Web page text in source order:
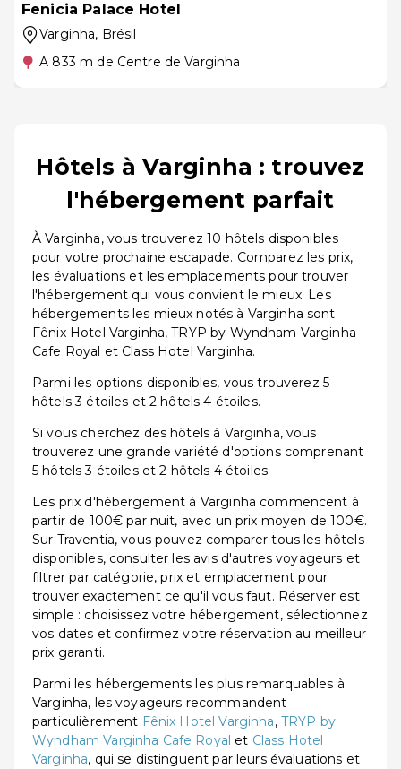
Fenicia Palace Hotel
Varginha, Brésil
A 833 m de Centre de Varginha
Hôtels à Varginha : trouvez
l'hébergement parfait
À Varginha, vous trouverez 10 hôtels disponibles
pour votre prochaine escapade. Comparez les prix,
les évaluations et les emplacements pour trouver
l'hébergement qui vous convient le mieux. Les
hébergements les mieux notés à Varginha sont
Fênix Hotel Varginha, TRYP by Wyndham Varginha
Cafe Royal et Class Hotel Varginha.
Parmi les options disponibles, vous trouverez 5
hôtels 3 étoiles et 2 hôtels 4 étoiles.
Si vous cherchez des hôtels à Varginha, vous
trouverez une grande variété d'options comprenant
5 hôtels 3 étoiles et 2 hôtels 4 étoiles.
Les prix d'hébergement à Varginha commencent à
partir de 100€ par nuit, avec un prix moyen de 100€.
Sur Traventia, vous pouvez comparer tous les hôtels
disponibles, consulter les avis d'autres voyageurs et
filtrer par catégorie, prix et emplacement pour
trouver exactement ce qu'il vous faut. Réserver est
simple : choisissez votre hébergement, sélectionnez
vos dates et confirmez votre réservation au meilleur
prix garanti.
Parmi les hébergements les plus remarquables à
Varginha, les voyageurs recommandent
particulièrement Fênix Hotel Varginha, TRYP by
Wyndham Varginha Cafe Royal et Class Hotel
Varginha, qui se distinguent par leurs évaluations et